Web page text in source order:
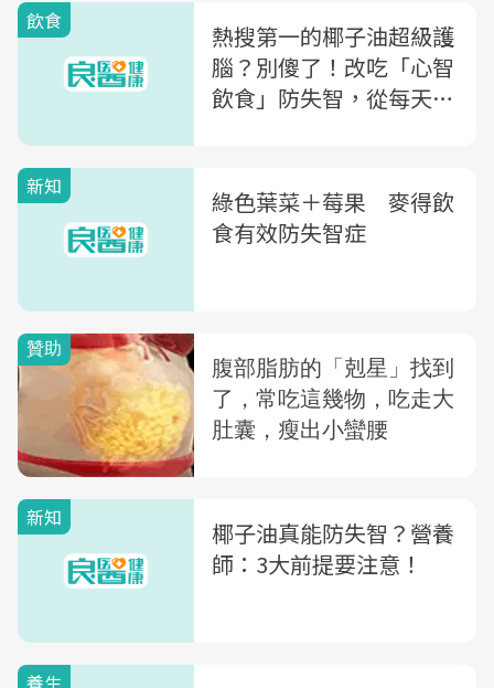
飲食
熱搜第一的椰子油超級護
腦？別傻了！改吃「心智
飲食」防失智，從每天
新知
綠色葉菜＋莓果 麥得飲
食有效防失智症
新知
椰子油真能防失智？營養
師：3大前提要注意！
養生